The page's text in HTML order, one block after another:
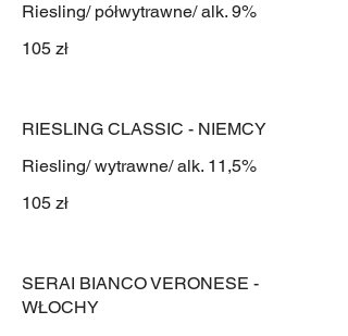
Riesling/ półwytrawne/ alk. 9%
105 zł
RIESLING CLASSIC - NIEMCY
Riesling/ wytrawne/ alk. 11,5%
105 zł
SERAI BIANCO VERONESE -
WŁOCHY